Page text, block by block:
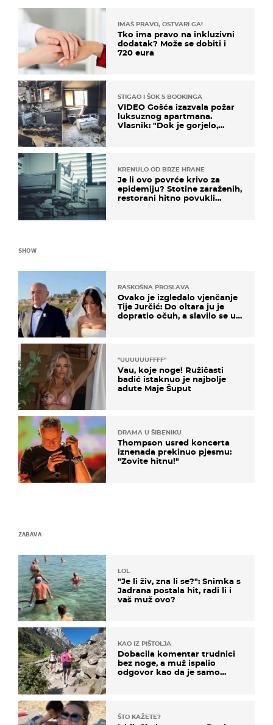
IMAŠ PRAVO, OSTVARI GA!
Tko ima pravo na inkluzivni
dodatak? Može se dobiti i
720 eura
STIGAO I ŠOK S BOOKINGA
VIDEO Gošća izazvala požar
luksuznog apartmana.
Vlasnik: "Dok je gorjelo,
KRENULO OD BRZE HRANE
Je li ovo povrće krivo za
epidemiju? Stotine zaraženih,
restorani hitno povukli
SHOW
RASKOŠNA PROSLAVA
Ovako je izgledalo vjenčanje
Tije Jurčić: Do oltara ju je
dopratio očuh, a slavilo se uz
"UUUUUUFFFF"
Vau, koje noge! Ružičasti
badić istaknuo je najbolje
adute Maje Šuput
DRAMA U ŠIBENIKU
Thompson usred koncerta
iznenada prekinuo pjesmu:
"Zovite hitnu!"
ZABAVA
LOL
"Je li živ, zna li se?": Snimka s
Jadrana postala hit, radi li i
vaš muž ovo?
KAO IZ PIŠTOLJA
Dobacila komentar trudnici
bez noge, a muž ispalio
odgovor kao da je samo
ŠTO KAŽETE?